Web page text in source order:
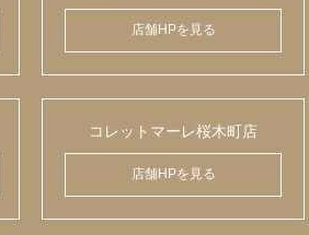
店舗HPを見る
コレットマーレ桜木町店
店舗HPを見る